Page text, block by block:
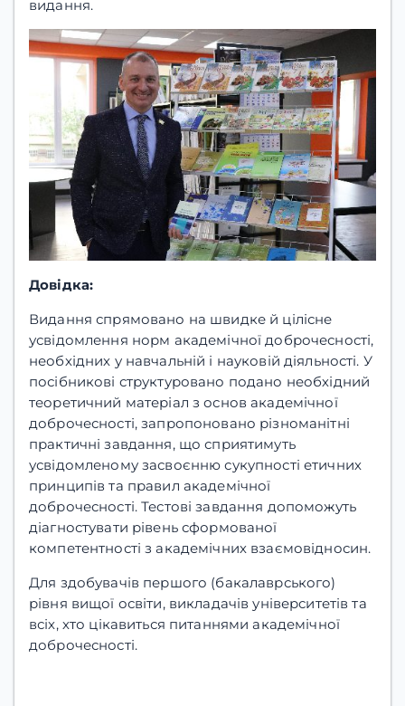
видання.
Довідка:
Видання спрямовано на швидке й цілісне
усвідомлення норм академічної доброчесності,
необхідних у навчальній і науковій діяльності. У
посібникові структуровано подано необхідний
теоретичний матеріал з основ академічної
доброчесності, запропоновано різноманітні
практичні завдання, що сприятимуть
усвідомленому засвоєнню сукупності етичних
принципів та правил академічної
доброчесності. Тестові завдання допоможуть
діагностувати рівень сформованої
компетентності з академічних взаємовідносин.
Для здобувачів першого (бакалаврського)
рівня вищої освіти, викладачів університетів та
всіх, хто цікавиться питаннями академічної
доброчесності.